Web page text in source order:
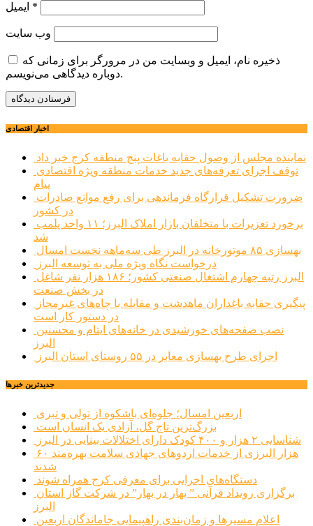
*
وب‌ سایت
ذخیره نام، ایمیل و وبسایت من در مرورگر برای زمانی که
دوباره دیدگاهی می‌نویسم.
اخبار اقتصادی
نماینده مجلس از وصول حقابه باغات پنج منطقه کرج خبر داد
پیام
در کشور
شد
بهسازی ۸۵ موتورخانه در البرز طی سه‌ماهه نخست امسال
درخواست نگاه ویژه ملی به توسعه البرز
در بخش صنعت
در دستور کار است
البرز
اجرای طرح بهسازی معابر در ۵۵ روستای استان البرز
جديدترين خبرها
اربعین امسال؛ جلوه‌ای باشکوه از تولی و تبری
بزرگ‌ترین تاج گل، آزادی یک انسان است
شناسایی ۲ هزار و ۴۰۰ کودک دارای اختلالات بینایی در البرز
۶۰ هزار البرزی از خدمات اردوهای جهادی سلامت بهره‌مند
شدند
دستگاه‌های اجرایی برای معرفی کرج همراه شوند
البرز